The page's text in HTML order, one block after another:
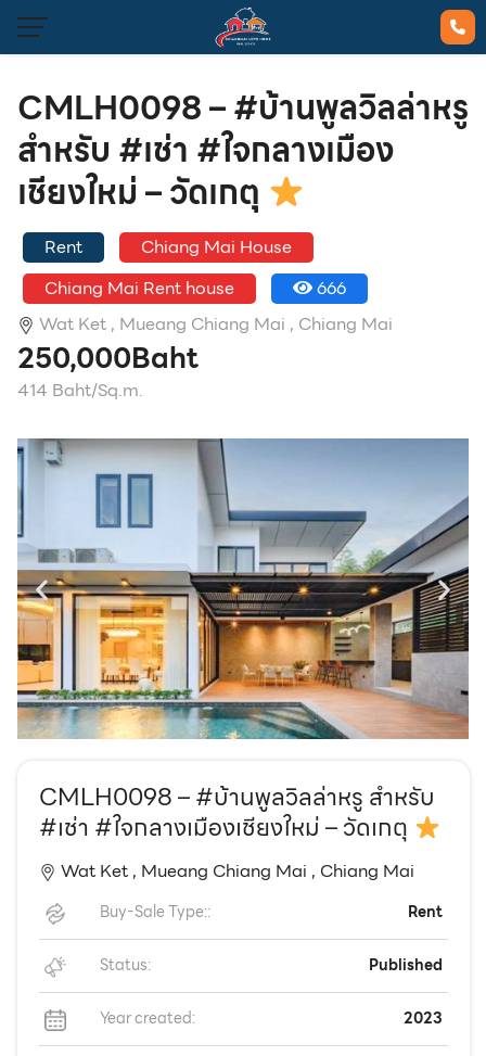
EN
TH
CMLH0098 – #บ้านพูลวิลล่าหรู
สำหรับ #เช่า #ใจกลางเมือง
เชียงใหม่ – วัดเกตุ
Rent
Chiang Mai House
Chiang Mai Rent house
666
Wat Ket , Mueang Chiang Mai , Chiang Mai
250,000Baht
414 Baht/Sq.m.
CMLH0098 – #บ้านพูลวิลล่าหรู สำหรับ
#เช่า #ใจกลางเมืองเชียงใหม่ – วัดเกตุ
Wat Ket , Mueang Chiang Mai , Chiang Mai
Buy-Sale Type:: Rent
Status: Published
Year created: 2023